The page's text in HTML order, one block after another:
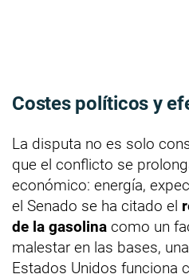
Costes políticos y
La disputa no es solo
que el conflicto se
económico: energía,
el Senado se ha citado el
de la gasolina como un
malestar en las bases,
Estados Unidos funciona